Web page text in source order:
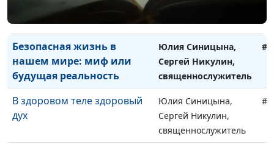
Анатолий Тарасюк,
священнослужитель
Безопасная жизнь в
нашем мире: миф или
будущая реальность
Юлия Синицына,
Сергей Никулин,
священнослужитель
В здоровом теле здоровый
дух
Юлия Синицына,
Сергей Никулин,
священнослужитель